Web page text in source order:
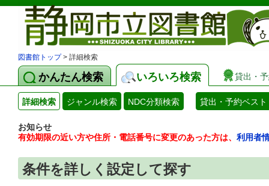
図書館トップ> 詳細検索
かんたん検索 いろいろ検索 貸出・
詳細検索 ジャンル検索 NDC分類検索 貸出・予約ベスト
お知らせ
有効期限の近い方や住所・電話番号に変更のあった方は、 利用者
条件を詳しく設定して探す